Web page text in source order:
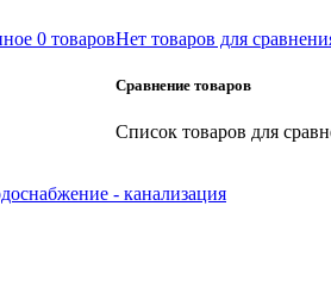
0 товаровНет товаров для
Сравнение товаров
Список товаров для
- канализация